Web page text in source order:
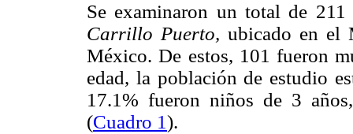
Se examinaron un total de
Carrillo Puerto, ubicado en el
México. De estos, 101 fueron
edad, la población de estudio
17.1% fueron niños de 3
(Cuadro 1).